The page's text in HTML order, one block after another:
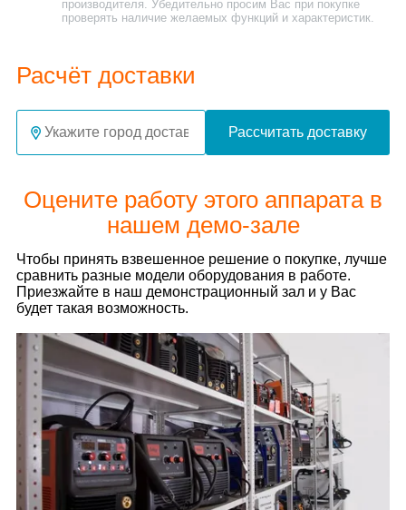
производителя. Убедительно просим Вас при покупке
проверять наличие желаемых функций и характеристик.
Расчёт доставки
Рассчитать доставку
Оцените работу этого аппарата в
нашем демо-зале
Чтобы принять взвешенное решение о покупке, лучше
сравнить разные модели оборудования в работе.
Приезжайте в наш демонстрационный зал и у Вас
будет такая возможность.